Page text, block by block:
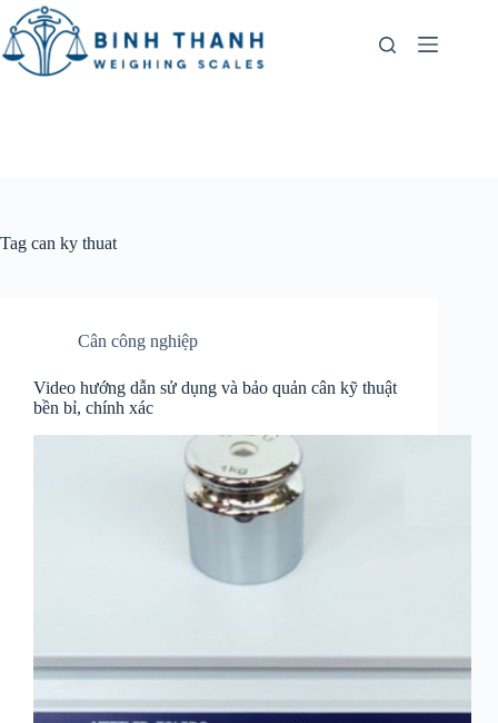
Skip
to
content
Tag can ky thuat
Cân công nghiệp
Video hướng dẫn sử dụng và bảo quản cân kỹ thuật
bền bỉ, chính xác